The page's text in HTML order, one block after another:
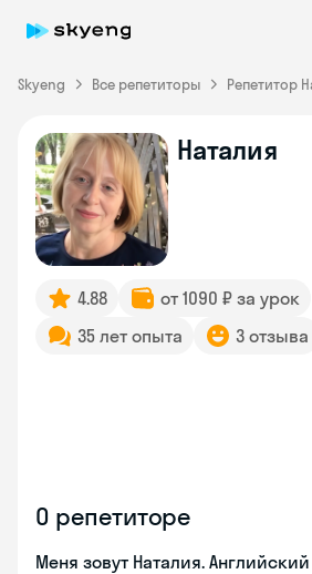
Skyeng Все репетиторы Репетитор
Наталия
4.88
от 1090 ₽ за урок
35 лет опыта
3 отзыва
О репетиторе
Меня зовут Наталия.
Skyeng Chat
online